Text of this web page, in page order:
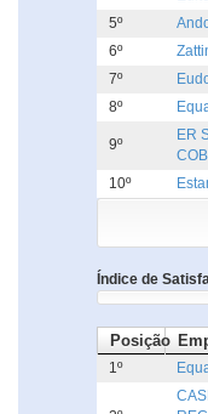
5º
6º
7º
8º
9º
ER
10º
Índice de
Posição
1º